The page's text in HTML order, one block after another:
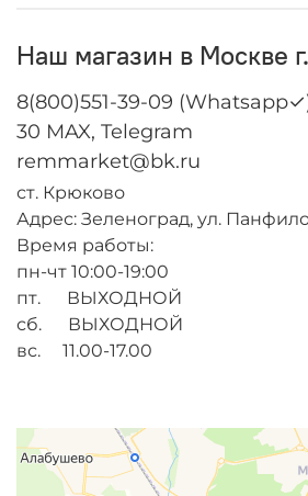
Наш магазин в Москве
8(800)551-39-09
30 MAX, Telegram
remmarket@bk.ru
ст. Крюково
Адрес: Зеленоград, ул.
Время работы:
пн-чт 10:00-19:00
пт. ВЫХОДНОЙ
сб. ВЫХОДНОЙ
вс. 11.00-17.00